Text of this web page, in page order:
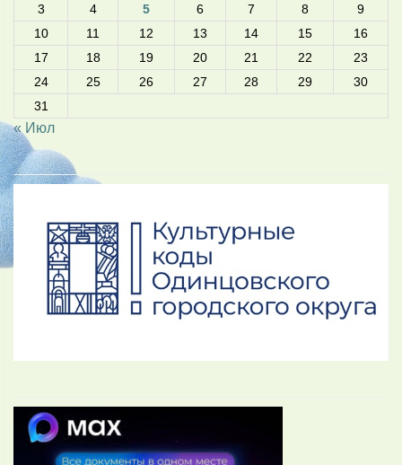
3
4 5 6 7 8
9
10
11 12 13 14 15
16
17
18 19 20 21 22
23
24
25 26 27 28 29
30
31
« Июл